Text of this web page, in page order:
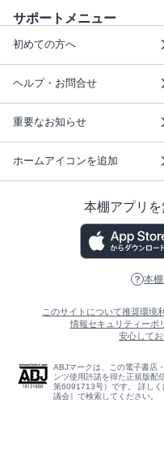
サポートメニュー
初めての方へ
ヘルプ・お問合せ
重要なお知らせ
ホームアイコンを追加
本棚アプリを
本
このサイトについて推奨環境
情報セキュリティーポ
安心して
ABJマークは、この電子書店
ンツ使用許諾を得た正規版配
第6091713号）です。 詳し
議会］で検索してください。